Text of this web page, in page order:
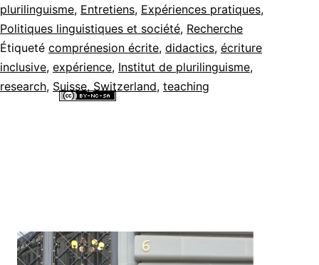
elle
la
compréhension
écrite
français
langue
plurilinguisme, Entretiens, Expériences pratiques,
Politiques linguistiques et société, Recherche
Étiqueté comprénesion écrite, didactics, écriture
inclusive, expérience, Institut de plurilinguisme,
research, Suisse, Switzerland, teaching